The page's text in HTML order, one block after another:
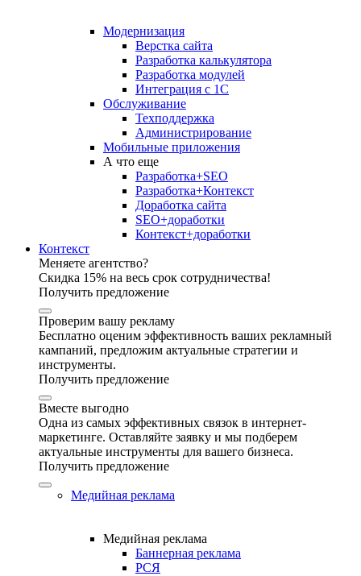
Модернизация
Верстка сайта
Разработка калькулятора
Разработка модулей
Интеграция с 1С
Обслуживание
Техподдержка
Администрирование
Мобильные приложения
А что еще
Разработка+SEO
Разработка+Контекст
Доработка сайта
SEO+доработки
Контекст+доработки
Контекст
Меняете агентство?
Скидка 15% на весь срок сотрудничества!
Получить предложение
Проверим вашу рекламу
Бесплатно оценим эффективность ваших рекламный
кампаний, предложим актуальные стратегии и
инструменты.
Получить предложение
Вместе выгодно
Одна из самых эффективных связок в интернет-
маркетинге. Оставляйте заявку и мы подберем
актуальные инструменты для вашего бизнеса.
Получить предложение
Медийная реклама
Медийная реклама
Баннерная реклама
РСЯ